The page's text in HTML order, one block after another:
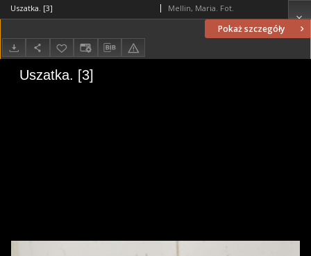
Pokaż szczegóły
Uszatka. [3] Mellin, Maria. Fot.